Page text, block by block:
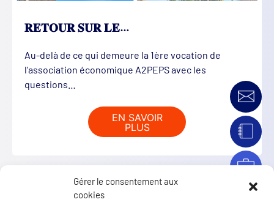
Gérer le consentement aux
cookies
𝐑𝐄𝐓𝐎𝐔𝐑 𝐒𝐔𝐑 𝐋𝐄…
Au-delà de ce qui demeure la 1ère vocation de
l'association économique A2PEPS avec les
questions…
EN SAVOIR
PLUS